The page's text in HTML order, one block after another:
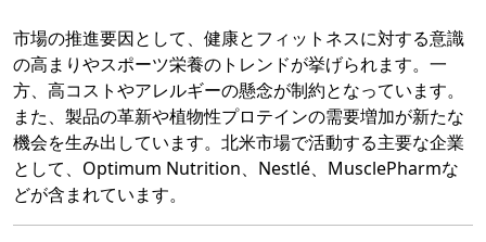
市場の推進要因として、健康とフィットネスに対する意識
の高まりやスポーツ栄養のトレンドが挙げられます。一
方、高コストやアレルギーの懸念が制約となっています。
また、製品の革新や植物性プロテインの需要増加が新たな
機会を生み出しています。北米市場で活動する主要な企業
として、Optimum Nutrition、Nestlé、MusclePharmな
どが含まれています。